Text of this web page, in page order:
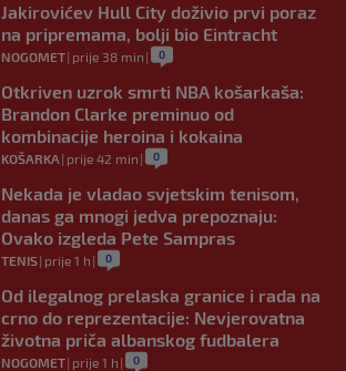
Jakirovićev Hull City doživio prvi poraz
na pripremama, bolji bio Eintracht
NOGOMET| prije 38 min | 0
Otkriven uzrok smrti NBA košarkaša:
Brandon Clarke preminuo od
kombinacije heroina i kokaina
KOŠARKA | prije 42 min | 0
Nekada je vladao svjetskim tenisom,
danas ga mnogi jedva prepoznaju:
Ovako izgleda Pete Sampras
TENIS| prije 1 h | 0
Od ilegalnog prelaska granice i rada na
crno do reprezentacije: Nevjerovatna
životna priča albanskog fudbalera
NOGOMET| prije 1 h | 0